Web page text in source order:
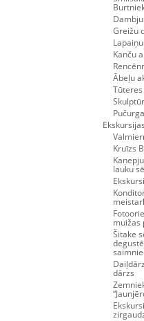
Greižu
Kanču
Ābeļu
Ekskursijas
Kruīzs
lauku
muižas
Šitake
dārzs